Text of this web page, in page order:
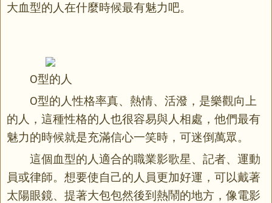
大血型的人在什麼時候最有魅力吧。
O型的人
O型的人性格率真、熱情、活潑，是樂觀向上
的人，這種性格的人也很容易與人相處，他們最有
魅力的時候就是充滿信心一笑時，可迷倒萬眾。
這個血型的人適合的職業影歌星、記者、運動
員或律師。想要使自己的人員更加好運，可以戴著
太陽眼鏡、提著大包包然後到熱鬧的地方，像電影